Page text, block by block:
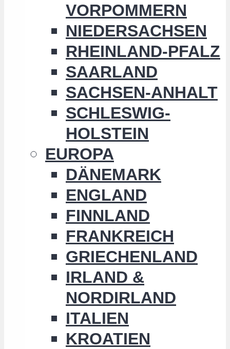
VORPOMMERN
NIEDERSACHSEN
RHEINLAND-PFALZ
SAARLAND
SACHSEN-ANHALT
SCHLESWIG-
HOLSTEIN
EUROPA
DÄNEMARK
ENGLAND
FINNLAND
FRANKREICH
GRIECHENLAND
IRLAND &
NORDIRLAND
ITALIEN
KROATIEN